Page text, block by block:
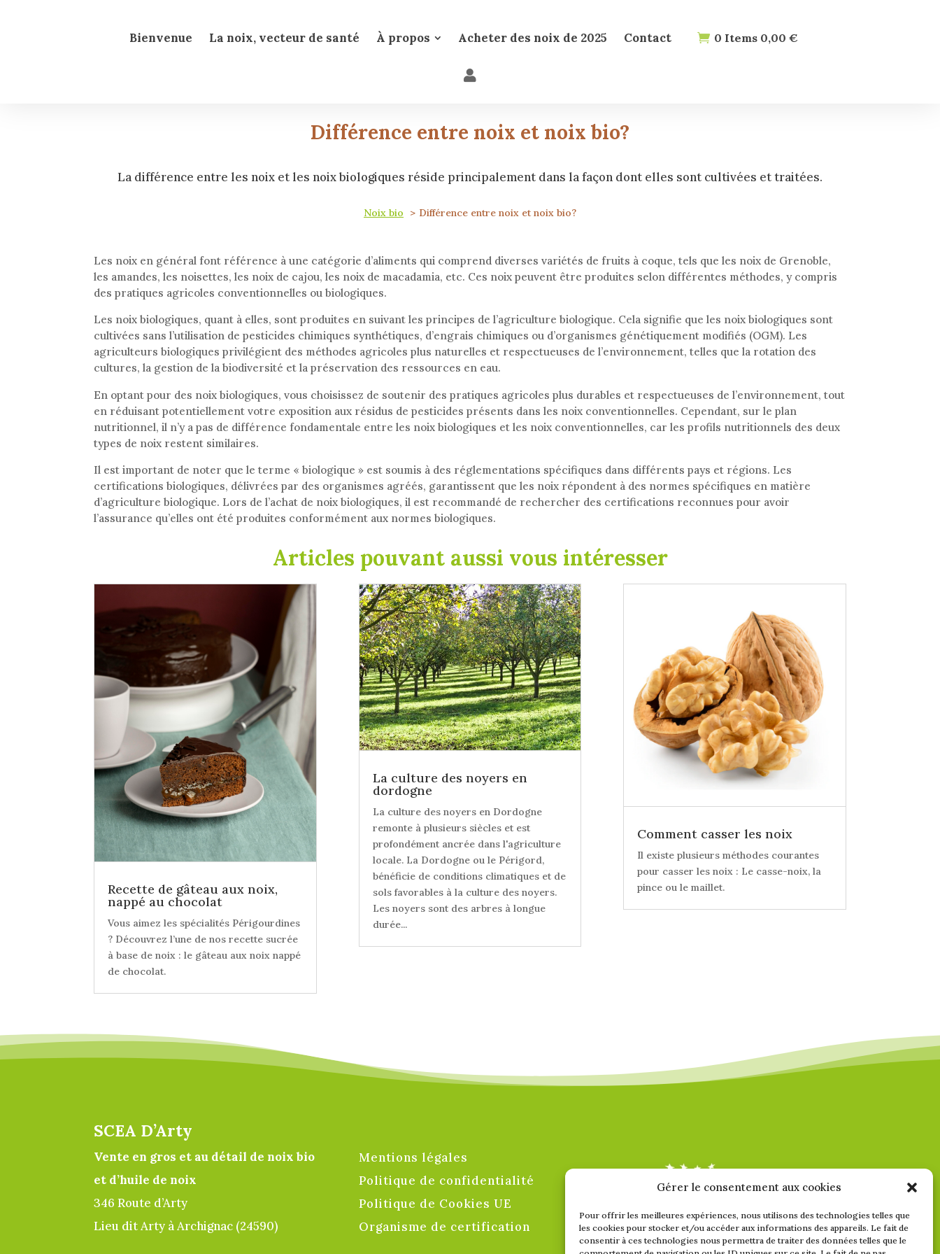
Gérer le consentement aux cookies
Pour offrir les meilleures expériences, nous utilisons des technologies telles que
les cookies pour stocker et/ou accéder aux informations des appareils. Le fait de
consentir à ces technologies nous permettra de traiter des données telles que le
Bienvenue La noix, vecteur de santé À propos Acheter des noix de 2025 Contact 0 Items 0,00 €
Différence entre noix et noix bio?
La différence entre les noix et les noix biologiques réside principalement dans la façon dont elles sont cultivées et traitées.
Noix bio Différence entre noix et noix bio?
Les noix en général font référence à une catégorie d’aliments qui comprend diverses variétés de fruits à coque, tels que les noix de Grenoble,
les amandes, les noisettes, les noix de cajou, les noix de macadamia, etc. Ces noix peuvent être produites selon différentes méthodes, y compris
des pratiques agricoles conventionnelles ou biologiques.
Les noix biologiques, quant à elles, sont produites en suivant les principes de l’agriculture biologique. Cela signifie que les noix biologiques sont
cultivées sans l’utilisation de pesticides chimiques synthétiques, d’engrais chimiques ou d’organismes génétiquement modifiés (OGM). Les
agriculteurs biologiques privilégient des méthodes agricoles plus naturelles et respectueuses de l’environnement, telles que la rotation des
cultures, la gestion de la biodiversité et la préservation des ressources en eau.
En optant pour des noix biologiques, vous choisissez de soutenir des pratiques agricoles plus durables et respectueuses de l’environnement, tout
en réduisant potentiellement votre exposition aux résidus de pesticides présents dans les noix conventionnelles. Cependant, sur le plan
nutritionnel, il n’y a pas de différence fondamentale entre les noix biologiques et les noix conventionnelles, car les profils nutritionnels des deux
types de noix restent similaires.
Il est important de noter que le terme « biologique » est soumis à des réglementations spécifiques dans différents pays et régions. Les
certifications biologiques, délivrées par des organismes agréés, garantissent que les noix répondent à des normes spécifiques en matière
d’agriculture biologique. Lors de l’achat de noix biologiques, il est recommandé de rechercher des certifications reconnues pour avoir
l’assurance qu’elles ont été produites conformément aux normes biologiques.
Articles pouvant aussi vous intéresser
Recette de gâteau aux noix,
nappé au chocolat
Vous aimez les spécialités Périgourdines
? Découvrez l’une de nos recette sucrée
à base de noix : le gâteau aux noix nappé
de chocolat.
La culture des noyers en
dordogne
La culture des noyers en Dordogne
remonte à plusieurs siècles et est
profondément ancrée dans l'agriculture
locale. La Dordogne ou le Périgord,
bénéficie de conditions climatiques et de
sols favorables à la culture des noyers.
Les noyers sont des arbres à longue
durée...
Comment casser les noix
Il existe plusieurs méthodes courantes
pour casser les noix : Le casse-noix, la
pince ou le maillet.
SCEA D’Arty
Vente en gros et au détail de noix bio
et d’huile de noix
346 Route d’Arty
Lieu dit Arty à Archignac (24590)
Mentions légales
Politique de confidentialité
Politique de Cookies UE
Organisme de certification